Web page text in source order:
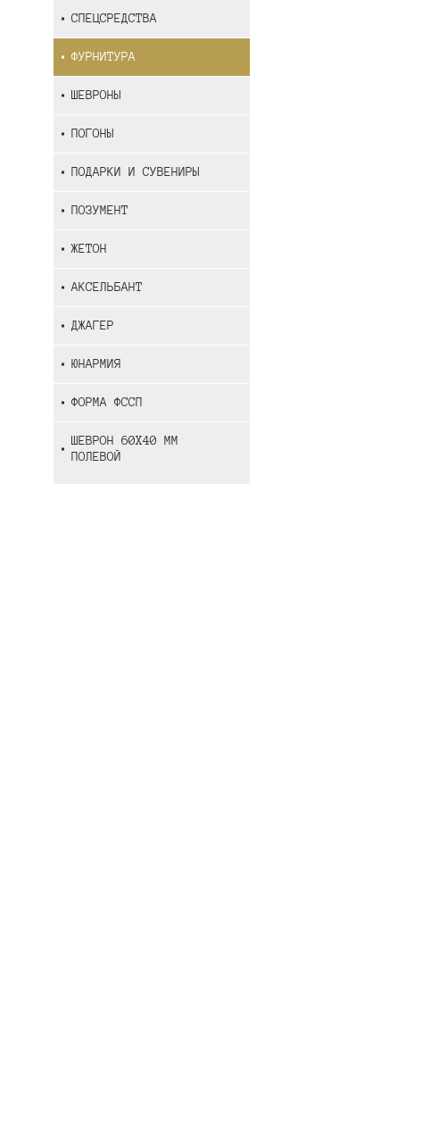
СПЕЦСРЕДСТВА
ФУРНИТУРА
ШЕВРОНЫ
ПОГОНЫ
ПОДАРКИ И СУВЕНИРЫ
ПОЗУМЕНТ
ЖЕТОН
АКСЕЛЬБАНТ
ДЖАГЕР
ЮНАРМИЯ
ФОРМА ФССП
ШЕВРОН 60Х40 ММ
ПОЛЕВОЙ